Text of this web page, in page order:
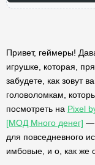
Привет, геймеры!
игрушке, которая,
забудете, как зовут
головоломкам,
посмотреть на Pixel
[МОД Много денег] —
для повседневного
имбовые, и о, как же